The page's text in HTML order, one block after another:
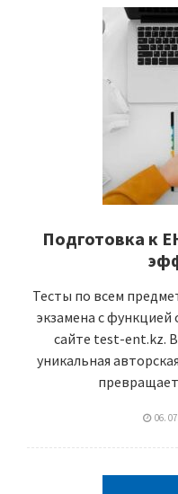
Подготовка к
Тесты по всем
экзамена с функцией
сайте test-ent.kz.
уникальная
06.